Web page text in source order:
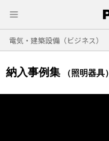
電気・建築設備（ビジネス）
納入事例集 （照明器具）